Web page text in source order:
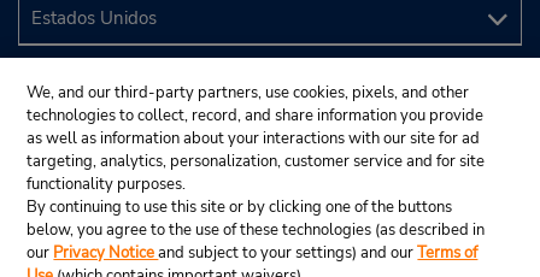
We, and our third-party partners, use cookies, pixels, and other
technologies to collect, record, and share information you provide
as well as information about your interactions with our site for ad
targeting, analytics, personalization, customer service and for site
functionality purposes.
By continuing to use this site or by clicking one of the buttons
below, you agree to the use of these technologies (as described in
our Privacy Noticeand subject to your settings) and ourTerms of